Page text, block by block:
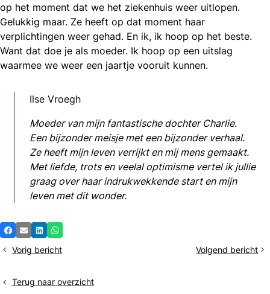
op het moment dat we het ziekenhuis weer uitlopen.
Gelukkig maar. Ze heeft op dat moment haar
verplichtingen weer gehad. En ik, ik hoop op het beste.
Want dat doe je als moeder. Ik hoop op een uitslag
waarmee we weer een jaartje vooruit kunnen.
Ilse Vroegh
Moeder van mijn fantastische dochter Charlie.
Een bijzonder meisje met een bijzonder verhaal.
Ze heeft mijn leven verrijkt en mij mens gemaakt.
Met liefde, trots en veelal optimisme vertel ik jullie
graag over haar indrukwekkende start en mijn
leven met dit wonder.
Deel
bericht
Facebook
E-mailLinkedInWhatsapp
Vorig bericht
Minder
meer
Volgend bericht
Schoolvakantie
Terug naar overzicht